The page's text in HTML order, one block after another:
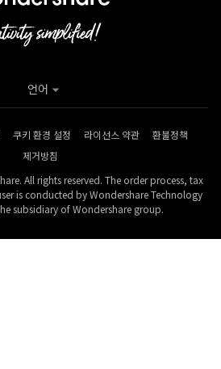
쿠키 환경 설정 라이선스 약관
환불정책
제거방침
All rights reserved. The order process, tax
is conducted by Wondershare Technology
subsidiary of Wondershare group.
언어